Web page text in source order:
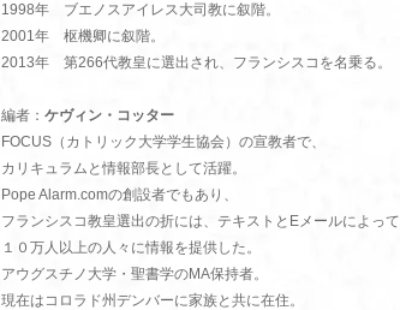
1998年 ブエノスアイレス大司教に叙階。
2001年 枢機卿に叙階。
2013年 第266代教皇に選出され、フランシスコを名乗る。
編者： ケヴィン・コッター
FOCUS（カトリック大学学生協会）の宣教者で、
カリキュラムと情報部長として活躍。
Pope Alarm.comの創設者でもあり、
フランシスコ教皇選出の折には、テキストとEメールによって
１０万人以上の人々に情報を提供した。
アウグスチノ大学・聖書学のMA保持者。
現在はコロラド州デンバーに家族と共に在住。